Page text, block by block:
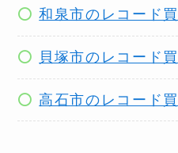
和泉市のレコード
貝塚市のレコード
高石市のレコード